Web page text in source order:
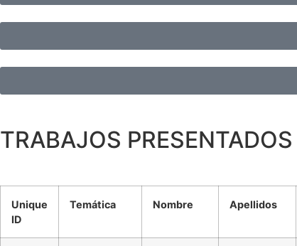
TRABAJOS PRESENTADOS
Unique
ID
Temática Nombre Apellidos